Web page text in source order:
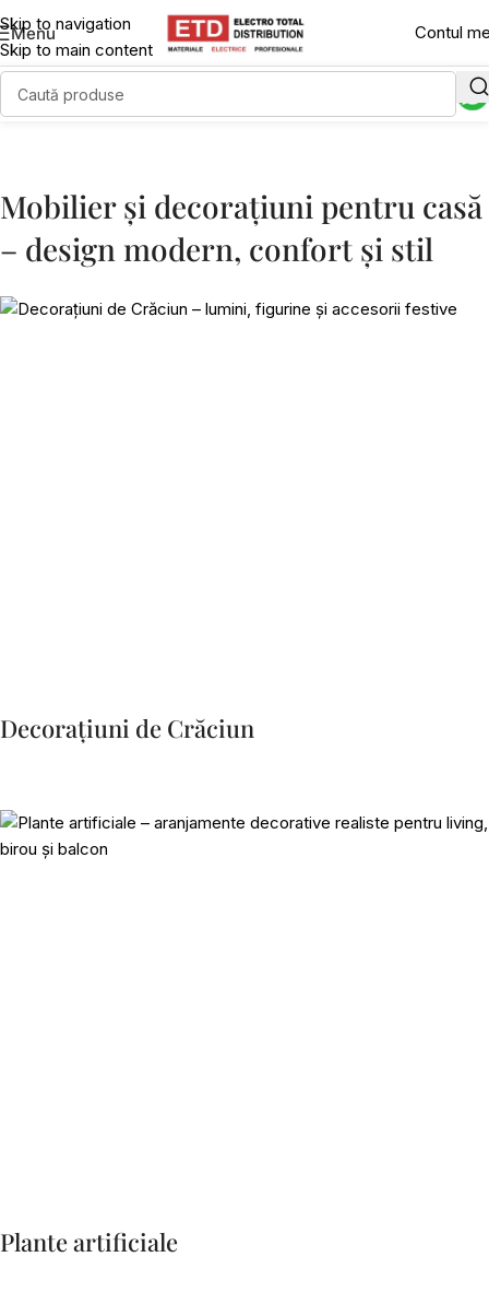
Skip to navigation
Skip to main content
Menu Contul
Mobilier și decorațiuni pentru casă
– design modern, confort și stil
Decorațiuni de Crăciun
Plante artificiale